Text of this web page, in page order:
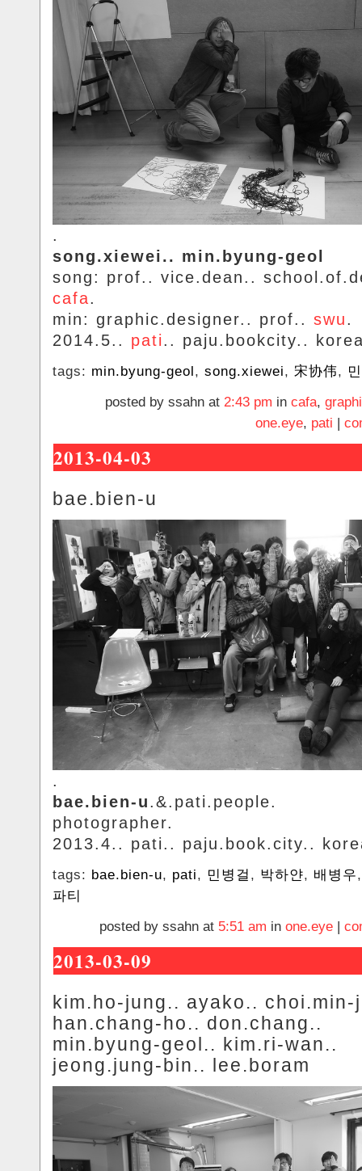
.
song.xiewei.. min.byung-geol
song: prof.. vice.dean..
cafa.
min: graphic.designer.. prof.. swu.
2014.5.. pati.. paju.bookcity..
tags: min.byung-geol , song.xiewei, 宋协伟,
posted by ssahn at 2:43 pm in cafa,
one.eye, pati
2013-04-03
bae.bien-u
.
bae.bien-u.&.pati.people.
photographer.
2013.4.. pati.. paju.book.city..
tags: bae.bien-u, pati, 민병걸 , 박하얀, 배병우
파티
posted by ssahn at 5:51 am in one.eye
2013-03-09
kim.ho-jung.. ayako.. choi.min-
han.chang-ho.. don.chang..
min.byung-geol.. kim.ri-wan..
jeong.jung-bin.. lee.boram